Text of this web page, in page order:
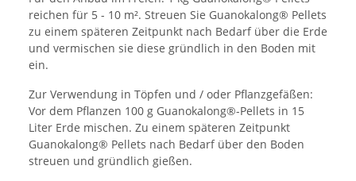
reichen für 5 - 10 m². Streuen Sie Guanokalong® Pellets
zu einem späteren Zeitpunkt nach Bedarf über die Erde
und vermischen sie diese gründlich in den Boden mit
ein.
Zur Verwendung in Töpfen und / oder Pflanzgefäßen:
Vor dem Pflanzen 100 g Guanokalong®-Pellets in 15
Liter Erde mischen. Zu einem späteren Zeitpunkt
Guanokalong® Pellets nach Bedarf über den Boden
streuen und gründlich gießen.